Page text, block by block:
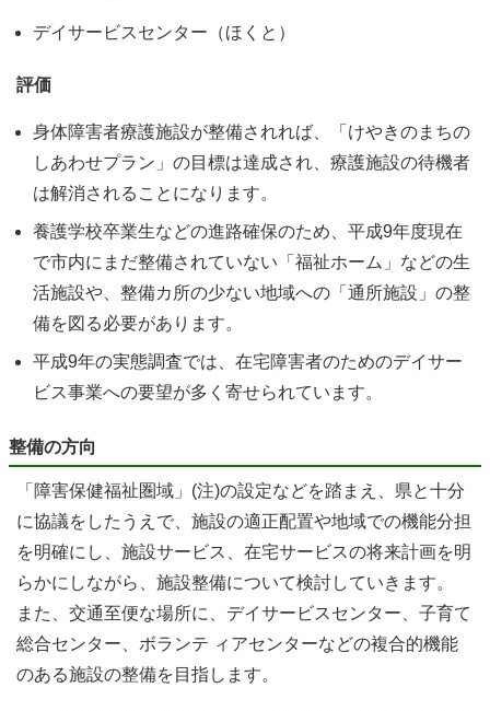
デイサービスセンター（ほくと）
評価
身体障害者療護施設が整備されれば、「けやきのまちの
しあわせプラン」の目標は達成され、療護施設の待機者
は解消されることになります。
養護学校卒業生などの進路確保のため、平成9年度現在
で市内にまだ整備されていない「福祉ホーム」などの生
活施設や、整備カ所の少ない地域への「通所施設」の整
備を図る必要があります。
平成9年の実態調査では、在宅障害者のためのデイサー
ビス事業への要望が多く寄せられています。
整備の方向
「障害保健福祉圏域」(注)の設定などを踏まえ、県と十分
に協議をしたうえで、施設の適正配置や地域での機能分担
を明確にし、施設サービス、在宅サービスの将来計画を明
らかにしながら、施設整備について検討していきます。
また、交通至便な場所に、デイサービスセンター、子育て
総合センター、ボランテ ィアセンターなどの複合的機能
のある施設の整備を目指します。